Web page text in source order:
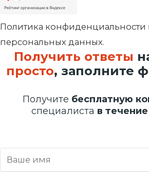
Политика конфиденциальности
персональных данных.
Получить ответы
просто, заполните
Получите бесплатную
специалиста в